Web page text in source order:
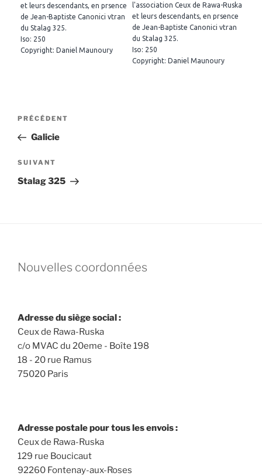
et leurs descendants, en prsence
de Jean-Baptiste Canonici vtran
du Stalag 325.
Iso: 250
Copyright: Daniel Maunoury
l'association Ceux de Rawa-Ruska
et leurs descendants, en prsence
de Jean-Baptiste Canonici vtran
du Stalag 325.
Iso: 250
Copyright: Daniel Maunoury
Navigation
l’article
Article
précédent
PRÉCÉDENT
Galicie
Article
suivant
SUIVANT
Stalag 325
Nouvelles coordonnées
Adresse du siège social :
Ceux de Rawa-Ruska
c/o MVAC du 20eme - Boîte 198
18 - 20 rue Ramus
75020 Paris
Adresse postale pour tous les envois :
Ceux de Rawa-Ruska
129 rue Boucicaut
92260 Fontenay-aux-Roses